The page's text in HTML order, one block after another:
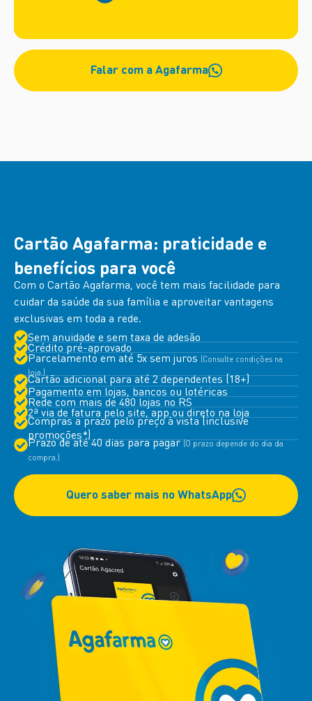
Falar com a Agafarma
Cartão Agafarma: praticidade e
benefícios para você
Com o Cartão Agafarma, você tem mais facilidade para
cuidar da saúde da sua família e aproveitar vantagens
exclusivas em toda a rede.
Sem anuidade e sem taxa de adesão
Crédito pré-aprovado
Parcelamento em até 5x sem juros (Consulte condições na
loja.)
Cartão adicional para até 2 dependentes (18+)
Pagamento em lojas, bancos ou lotéricas
Rede com mais de 480 lojas no RS
2ª via de fatura pelo site, app ou direto na loja
Compras a prazo pelo preço à vista (inclusive
promoções*)
Prazo de até 40 dias para pagar (O prazo depende do dia da
compra.)
Quero saber mais no WhatsApp